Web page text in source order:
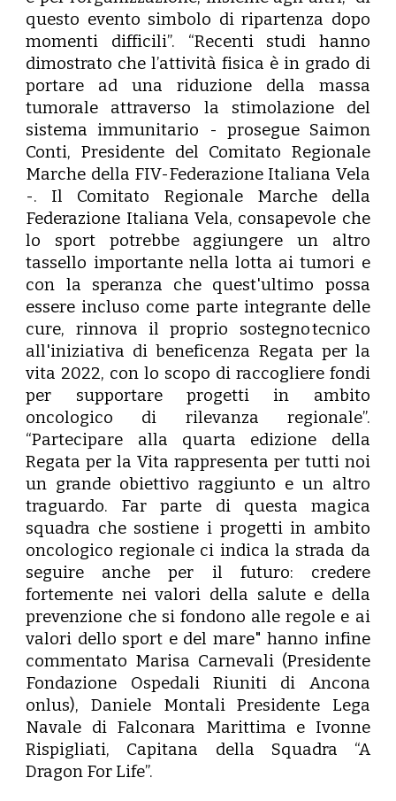
questo evento simbolo di ripartenza dopo
momenti difficili”. “Recenti studi hanno
dimostrato che l’attività fisica è in grado di
portare ad una riduzione della massa
tumorale attraverso la stimolazione del
sistema immunitario - prosegue Saimon
Conti, Presidente del Comitato Regionale
Marche della FIV-Federazione Italiana Vela
-. Il Comitato Regionale Marche della
Federazione Italiana Vela, consapevole che
lo sport potrebbe aggiungere un altro
tassello importante nella lotta ai tumori e
con la speranza che quest'ultimo possa
essere incluso come parte integrante delle
cure, rinnova il proprio sostegno tecnico
all'iniziativa di beneficenza Regata per la
vita 2022, con lo scopo di raccogliere fondi
per supportare progetti in ambito
oncologico di rilevanza regionale”.
“Partecipare alla quarta edizione della
Regata per la Vita rappresenta per tutti noi
un grande obiettivo raggiunto e un altro
traguardo. Far parte di questa magica
squadra che sostiene i progetti in ambito
oncologico regionale ci indica la strada da
seguire anche per il futuro: credere
fortemente nei valori della salute e della
prevenzione che si fondono alle regole e ai
valori dello sport e del mare" hanno infine
commentato Marisa Carnevali (Presidente
Fondazione Ospedali Riuniti di Ancona
onlus), Daniele MontaliPresidente Lega
Navale di Falconara Marittima e Ivonne
Rispigliati, Capitana della Squadra “A
Dragon For Life”.